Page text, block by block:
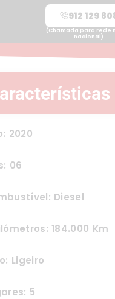
912 129
(Chamada para rede
nacional)
2020
06
Diesel
184.000 Km
Ligeiro
5